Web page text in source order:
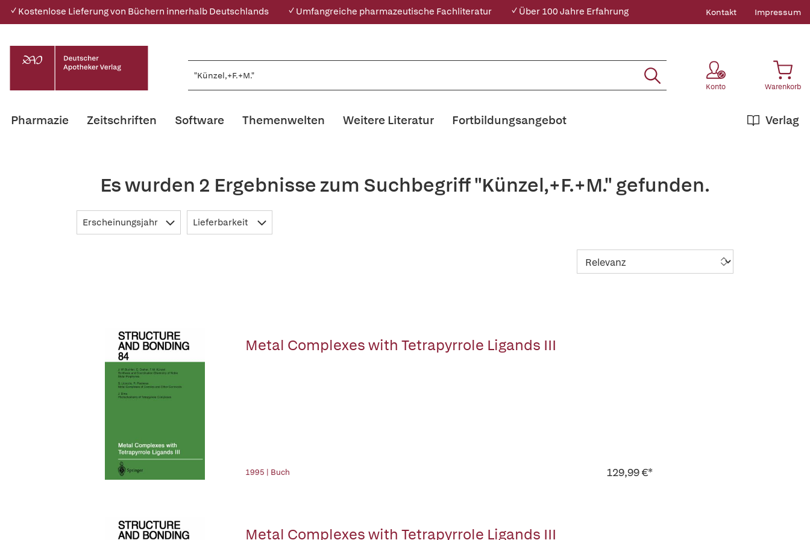
✓ Kostenlose Lieferung von Büchern innerhalb Deutschlands ✓ Umfangreiche pharmazeutische Fachliteratur ✓ Über 100 Jahre Erfahrung Kontakt Impressum
Konto Warenkorb
Pharmazie Zeitschriften Software Themenwelten Weitere Literatur Verlag
Fortbildungsangebot
Es wurden 2 Ergebnisse zum Suchbegriff "Künzel,+F.+M." gefunden.
Erscheinungsjahr Lieferbarkeit
Metal Complexes with Tetrapyrrole Ligands III
1995 | Buch 129,99 €*
Metal Complexes with Tetrapyrrole Ligands III